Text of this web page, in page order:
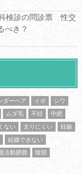
検診の問診票 性交
べき？
ダーヘア イボ
シワ
ムダ毛 不妊
中絶
ない 太りにくい
妊娠
結婚できない
活動膀胱
陰部